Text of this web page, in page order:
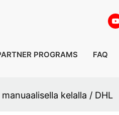
PROGRAMS FAQ
kelalla / DHL